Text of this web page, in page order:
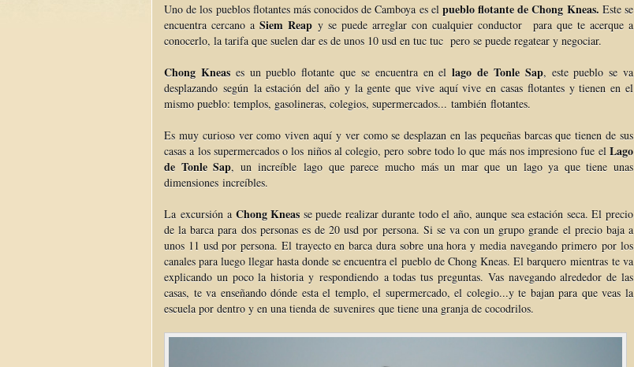
Uno de los pueblos flotantes más conocidos de Camboya es el pueblo flotante de Chong Kneas. Este se
encuentra cercano aSiem Reap y se puede arreglar con cualquier conductor para que te acerque a
conocerlo, la tarifa que suelen dar es de unos 10 usd en tuc tuc pero se puede regatear y negociar.
Chong Kneases un pueblo flotante que se encuentra en ellago de Tonle Sap, este pueblo se va
desplazando según la estación del año y la gente que vive aquí vive en casas flotantes y tienen en el
mismo pueblo: templos, gasolineras, colegios, supermercados... también flotantes.
Es muy curioso ver como viven aquí y ver como se desplazan en las pequeñas barcas que tienen de sus
casas a los supermercados o los niños al colegio, pero sobre todo lo que más nos impresiono fue elLago
de Tonle Sap, un increíble lago que parece mucho más un mar que un lago ya que tiene unas
dimensiones increíbles.
La excursión a Chong Kneas se puede realizar durante todo el año, aunque sea estación seca. El precio
de la barca para dos personas es de 20 usd por persona. Si se va con un grupo grande el precio baja a
unos 11 usd por persona. El trayecto en barca dura sobre una hora y media navegando primero por los
canales para luego llegar hasta donde se encuentra el pueblo de Chong Kneas. El barquero mientras te va
explicando un poco la historia y respondiendo a todas tus preguntas. Vas navegando alrededor de las
casas, te va enseñando dónde esta el templo, el supermercado, el colegio...y te bajan para que veas la
escuela por dentro y en una tienda de suvenires que tiene una granja de cocodrilos.